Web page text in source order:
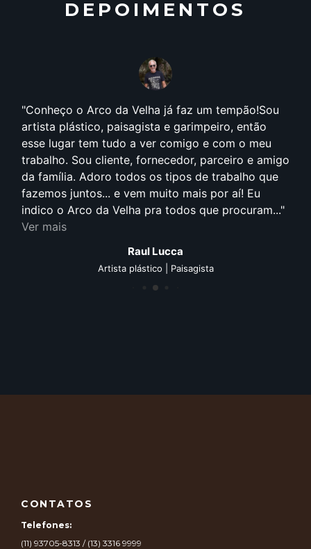
DEPOIMENTOS
Conheço o Arco da Velha já faz um tempão!Sou
artista plástico, paisagista e garimpeiro, então
esse lugar tem tudo a ver comigo e com o meu
trabalho. Sou cliente, fornecedor, parceiro e amigo
da família. Adoro todos os tipos de trabalho que
fazemos juntos... e vem muito mais por aí! Eu
indico o Arco da Velha pra todos que procuram...
Ver mais
Raul Lucca
Artista plástico | Paisagista
CONTATOS
Telefones:
(11) 93705-8313 / (13) 3316 9999